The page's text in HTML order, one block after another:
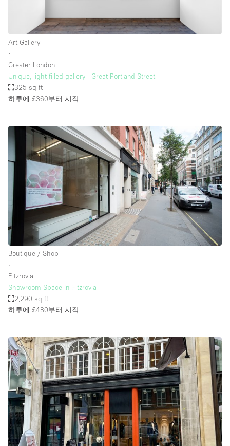
Art Gallery
∙
Greater London
Unique, light-filled gallery - Great Portland Street
325 sq ft
하루에 £360부터 시작
Boutique / Shop
∙
Fitzrovia
Showroom Space In Fitzrovia
2,290 sq ft
하루에 £480부터 시작